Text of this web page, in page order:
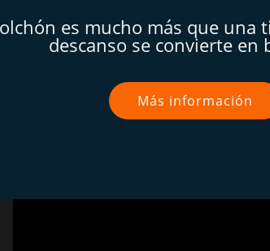
es mucho más que una
descanso se convierte en
Más información